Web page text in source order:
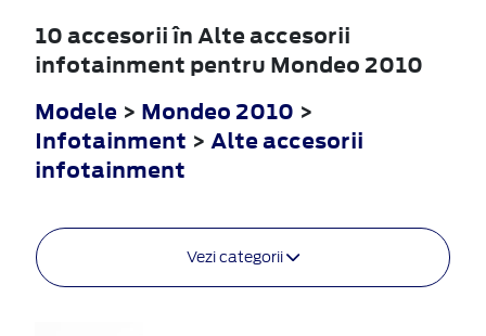
10 accesorii în Alte accesorii
infotainment pentru Mondeo 2010
Modele > Mondeo 2010 >
Infotainment > Alte accesorii
infotainment
Vezi categorii